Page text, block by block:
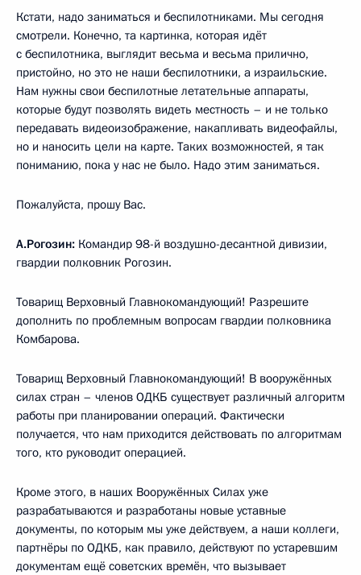
Кстати, надо заниматься и беспилотниками. Мы сегодня
смотрели. Конечно, та картинка, которая идёт
с беспилотника, выглядит весьма и весьма прилично,
пристойно, но это не наши беспилотники, а израильские.
Нам нужны свои беспилотные летательные аппараты,
которые будут позволять видеть местность – и не только
передавать видеоизображение, накапливать видеофайлы,
но и наносить цели на карте. Таких возможностей, я так
пониманию, пока у нас не было. Надо этим заниматься.
Пожалуйста, прошу Вас.
А.Рогозин: Командир 98-й воздушно-десантной дивизии,
гвардии полковник Рогозин.
Товарищ Верховный Главнокомандующий! Разрешите
дополнить по проблемным вопросам гвардии полковника
Комбарова.
Товарищ Верховный Главнокомандующий! В вооружённых
силах стран – членов ОДКБ существует различный алгоритм
работы при планировании операций. Фактически
получается, что нам приходится действовать по алгоритмам
того, кто руководит операцией.
Кроме этого, в наших Вооружённых Силах уже
разрабатываются и разработаны новые уставные
документы, по которым мы уже действуем, а наши коллеги,
партнёры по ОДКБ, как правило, действуют по устаревшим
документам ещё советских времён, что вызывает